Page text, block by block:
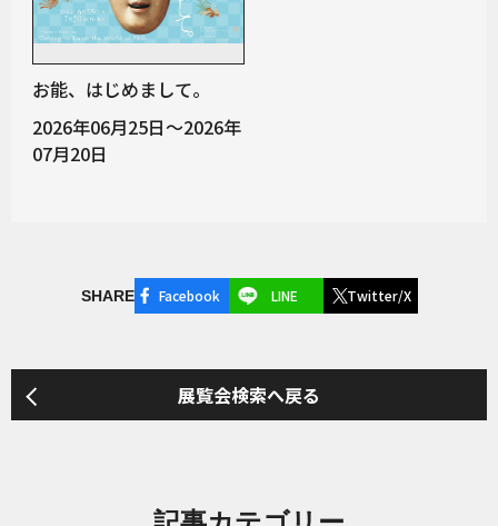
お能、はじめまして。
2026年06月25日～2026年
07月20日
SHARE Facebook LINE Twitter/X
展覧会検索へ戻る